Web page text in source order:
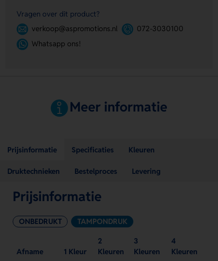
Vragen over dit product?
verkoop@aspromotions.nl
072-3030100
Whatsapp ons!
Meer informatie
Prijsinformatie Specificaties Kleuren
Druktechnieken Bestelproces Levering
Prijsinformatie
ONBEDRUKT TAMPONDRUK
Afname 1 Kleur
2
Kleuren
3
Kleuren
4
Kleuren